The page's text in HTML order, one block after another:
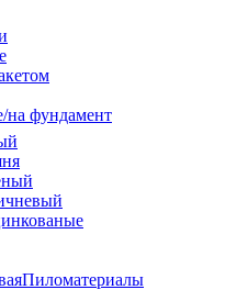
фундамент
Пиломатериалы